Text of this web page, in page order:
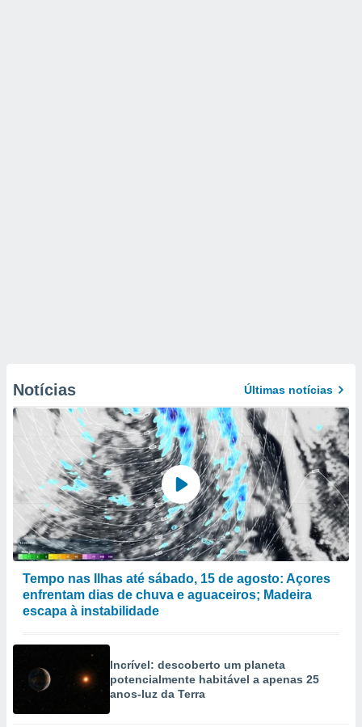
Notícias Últimas notícias
Tempo nas Ilhas até sábado, 15 de agosto: Açores
enfrentam dias de chuva e aguaceiros; Madeira
escapa à instabilidade
Incrível: descoberto um planeta
potencialmente habitável a apenas 25
anos-luz da Terra